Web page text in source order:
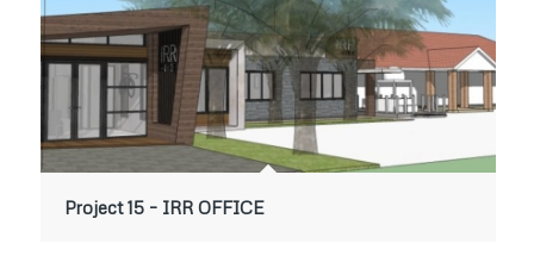
Project 15 – IRR OFFICE